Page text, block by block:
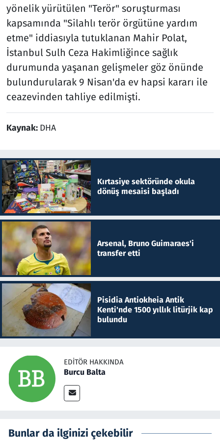
yönelik yürütülen "Terör" soruşturması
kapsamında "Silahlı terör örgütüne yardım
etme" iddiasıyla tutuklanan Mahir Polat,
İstanbul Sulh Ceza Hakimliğince sağlık
durumunda yaşanan gelişmeler göz önünde
bulundurularak 9 Nisan'da ev hapsi kararı ile
ceazevinden tahliye edilmişti.
Kaynak: DHA
Kırtasiye sektöründe okula
dönüş mesaisi başladı
Arsenal, Bruno Guimaraes'i
transfer etti
Pisidia Antiokheia Antik
Kenti'nde 1500 yıllık litürjik kap
bulundu
EDITÖR HAKKINDA
Burcu Balta
Bunlar da ilginizi çekebilir